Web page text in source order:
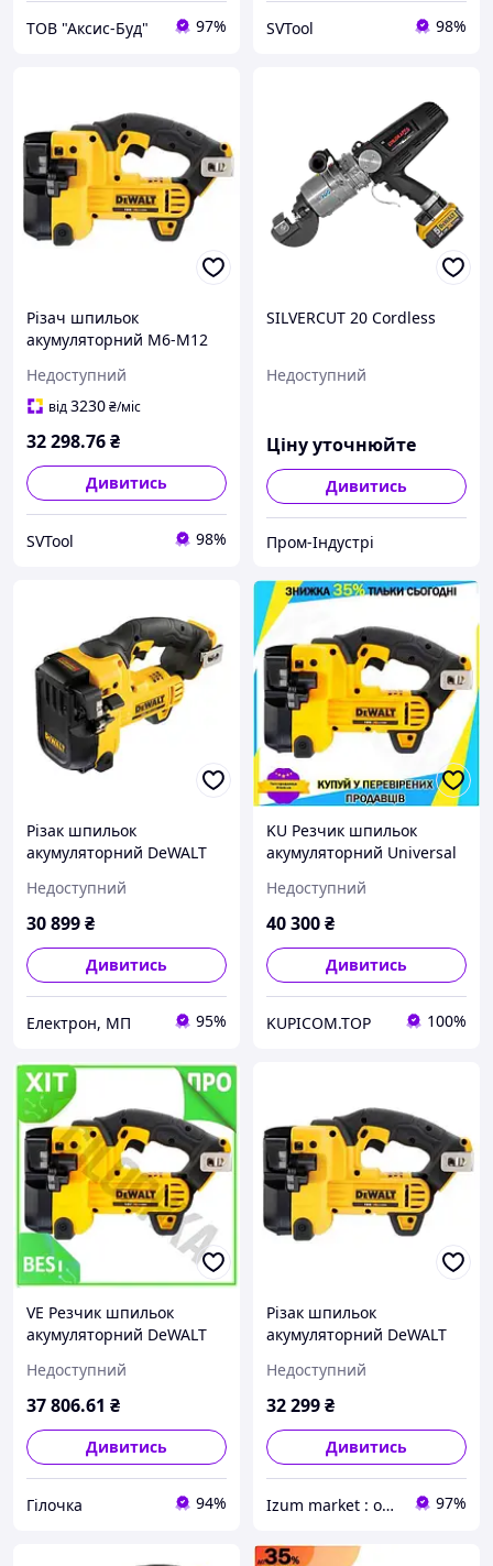
ТОВ "Аксис-Буд" 97% SVTool 98%
Різач шпильок
акумуляторний М6-М12
Недоступний
від3230₴/міс
32 298.76₴
Дивитись
SVTool 98%
SILVERCUT 20 Cordless
Недоступний
Ціну уточнюйте
Дивитись
Пром-Індустрі
Різак шпильок
акумуляторний DeWALT
Недоступний
30 899₴
Дивитись
Електрон, МП 95%
KU Резчик шпильок
акумуляторний Universal
будівельних робіт легкий
та потужний інструме
Недоступний
40 300₴
Дивитись
KUPICOM.TOP 100%
VE Резчик шпильок
акумуляторний DeWALT
будівельних робіт легкий
та потужний інструмент
Недоступний
37 806.61 ₴
Дивитись
Гілочка 94%
Різак шпильок
акумуляторний DeWALT
Недоступний
32 299₴
Дивитись
Izum market : оригінальні подарунки | декор і дизайн 97%